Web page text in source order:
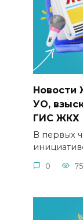
Новости
УО,
ГИС ЖКХ
В первых
0